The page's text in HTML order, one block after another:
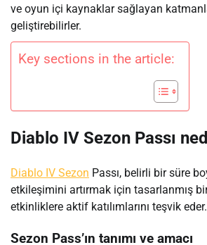
ve oyun içi kaynaklar sağlayan
geliştirebilirler.
Key sections in the article:
Diablo IV Sezon Passı
Diablo IV Sezon Passı, belirli bir süre
etkileşimini artırmak için tasarlanmış
etkinliklere aktif katılımlarını teşvik eder.
Sezon Pass’ın tanımı ve amacı